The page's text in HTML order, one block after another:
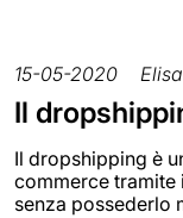
15-05-2020
Il
Il dropshipping è
commerce tramite
senza possederlo